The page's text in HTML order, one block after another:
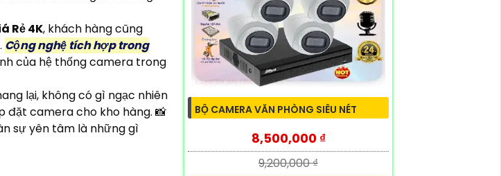
Rẻ 4K, khách hàng cũng
Cộng nghệ tích hợp trong
của hệ thống camera trong
lại, không có gì ngạc nhiên
đặt camera cho kho hàng. 📸
sự yên tâm là những gì
BỘ CAMERA VĂN PHÒNG SIÊU NÉT
8,500,000 ₫
9,200,000 ₫